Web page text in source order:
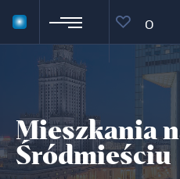
0
Mieszkania
Śródmieściu